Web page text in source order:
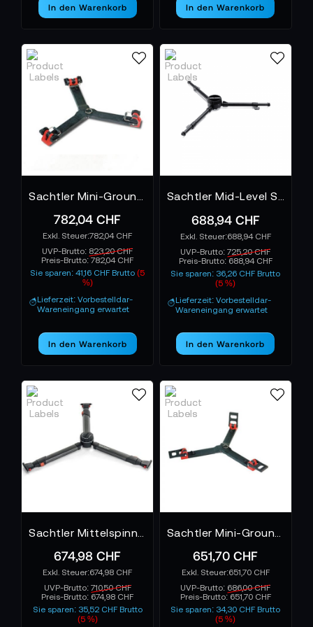
Ergonomie und professioneller Zuverlässigkeit
Weitere technische Details und
Produktempfehlungen findest du unten.
In den Warenkorb In den Warenkorb
782,04 CHF
782,04 CHF
UVP-Brutto: 823,20 CHF
Preis-Brutto:782,04 CHF
Sie sparen: 41,16 CHF Brutto(5
%)
Lieferzeit: Vorbestelldar-
Wareneingang erwartet
In den Warenkorb
688,94 CHF
688,94 CHF
UVP-Brutto:725,20 CHF
Preis-Brutto: 688,94 CHF
Sie sparen: 36,26 CHF Brutto
(5 %)
Lieferzeit: Vorbestelldar-
Wareneingang erwartet
In den Warenkorb
674,98 CHF
674,98 CHF
UVP-Brutto: 710,50 CHF
Preis-Brutto: 674,98 CHF
Sie sparen: 35,52 CHF Brutto
(5 %)
651,70 CHF
651,70 CHF
UVP-Brutto: 686,00 CHF
Preis-Brutto: 651,70 CHF
Sie sparen: 34,30 CHF Brutto
(5 %)